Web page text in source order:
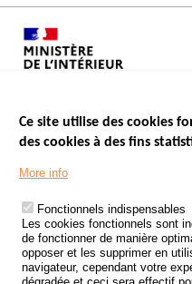
Menu
Footer
LES SITES PUBLICS
ÉTAT DE L’INSÉCURITÉ
TRAITEMENT DES DONNÉES
LA ROUTE
ETUDES ET RECHERCHES
Ce site utilise des cookies
des cookies à des fins
More info
Fonctionnels indispensables
Les cookies fonctionnels sont
de fonctionner de manière
opposer et les supprimer en
navigateur, cependant votre